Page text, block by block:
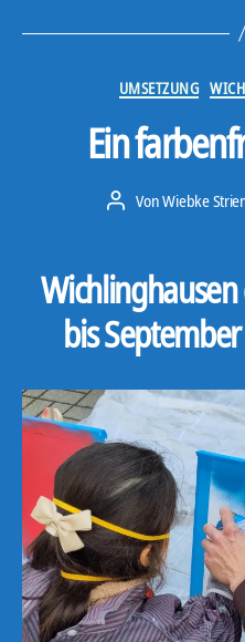
UMSETZUNG
Ein
Beitragsautor
VonWiebke
bis